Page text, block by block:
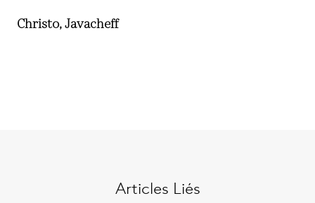
Christo, Javacheff
Articles Liés